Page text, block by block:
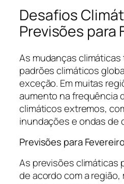
Desafios
Previsões para
As mudanças
padrões climáticos
exceção. Em muitas
aumento na frequência
climáticos extremos,
inundações e ondas de
Previsões para
As previsões climáticas
de acordo com a região,